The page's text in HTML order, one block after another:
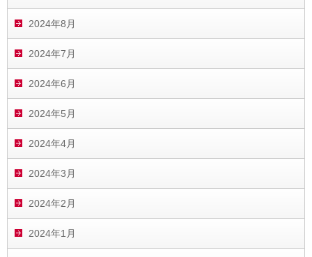
2024年8月
2024年7月
2024年6月
2024年5月
2024年4月
2024年3月
2024年2月
2024年1月